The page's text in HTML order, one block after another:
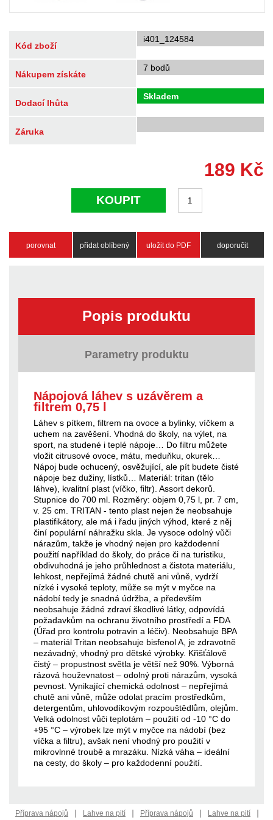
Kód zboží
i401_124584
Nákupem získáte
7 bodů
Dodací lhůta
Skladem
Záruka
189 Kč
KOUPIT
porovnat přidat oblíbený uložit do PDF doporučit
Popis produktu
Parametry produktu
Nápojová láhev s uzávěrem a
filtrem 0,75 l
Láhev s pítkem, filtrem na ovoce a bylinky, víčkem a
uchem na zavěšení. Vhodná do školy, na výlet, na
sport, na studené i teplé nápoje… Do filtru můžete
vložit citrusové ovoce, mátu, meduňku, okurek…
Nápoj bude ochucený, osvěžující, ale pít budete čisté
nápoje bez dužiny, lístků… Materiál: tritan (tělo
láhve), kvalitní plast (víčko, filtr). Assort dekorů.
Stupnice do 700 ml. Rozměry: objem 0,75 l, pr. 7 cm,
v. 25 cm. TRITAN - tento plast nejen že neobsahuje
plastifikátory, ale má i řadu jiných výhod, které z něj
činí populární náhražku skla. Je vysoce odolný vůči
nárazům, takže je vhodný nejen pro každodenní
použití například do školy, do práce či na turistiku,
obdivuhodná je jeho průhlednost a čistota materiálu,
lehkost, nepřejímá žádné chutě ani vůně, vydrží
nízké i vysoké teploty, může se mýt v myčce na
nádobí tedy je snadná údržba, a především
neobsahuje žádné zdraví škodlivé látky, odpovídá
požadavkům na ochranu životního prostředí a FDA
(Úřad pro kontrolu potravin a léčiv). Neobsahuje BPA
– materiál Tritan neobsahuje bisfenol A, je zdravotně
nezávadný, vhodný pro dětské výrobky. Křišťálově
čistý – propustnost světla je větší než 90%. Výborná
rázová houževnatost – odolný proti nárazům, vysoká
pevnost. Vynikající chemická odolnost – nepřejímá
chutě ani vůně, může odolat pracím prostředkům,
detergentům, uhlovodíkovým rozpouštědlům, olejům.
Velká odolnost vůči teplotám – použití od -10 °C do
+95 °C – výrobek lze mýt v myčce na nádobí (bez
víčka a filtru), avšak není vhodný pro použití v
mikrovlnné troubě a mrazáku. Nízká váha – ideální
na cesty, do školy – pro každodenní použití.
Příprava nápojů | Lahve na pití | Příprava nápojů | Lahve na pití |